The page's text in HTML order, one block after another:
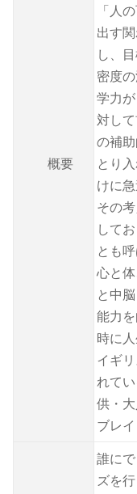
概要
「人
出す
し、
密度の
学力
対し
の補
とり
けに
その
して
とも
心と
と中
能力を
時に
イギ
れて
供・
ブレ
誰に
ズを